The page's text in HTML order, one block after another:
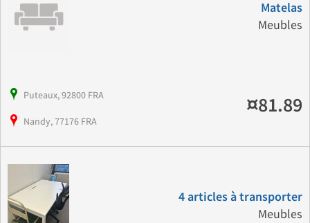
Matelas
Meubles
Puteaux, 92800 FRA
Nandy, 77176 FRA
¤81.89
4 articles à transporter
Meubles